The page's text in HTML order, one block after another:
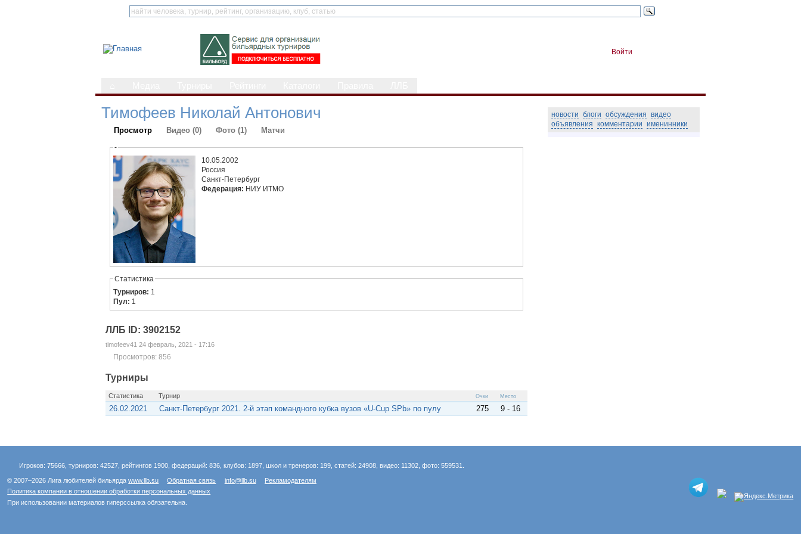
Войти
Тимофеев Николай Антонович
Просмотр Видео (0) Фото (1) Матчи
-
10.05.2002
Россия
Санкт-Петербург
Федерация: НИУ ИТМО
Статистика
Турниров: 1
Пул: 1
ЛЛБ ID: 3902152
timofeev41 24 февраль, 2021 - 17:16
Просмотров: 856
Турниры
Статистика Турнир Очки Место
26.02.2021 Санкт-Петербург 2021. 2-й этап командного кубка вузов «U-Cup SPb» по пулу 275 9 - 16
новости блоги обсуждения видео
объявления комментарии именинники
Игроков: 75666, турниров: 42527, рейтингов 1900, федераций: 836, клубов: 1897, школ и тренеров: 199, статей: 24908, видео: 11302, фото: 559531.
© 2007–2026 Лига любителей бильярдаwww.llb.su Обратная связь info@llb.su
Рекламодателям
Политика компании в отношении обработки персональных данных
При использовании материалов гиперссылка обязательна.